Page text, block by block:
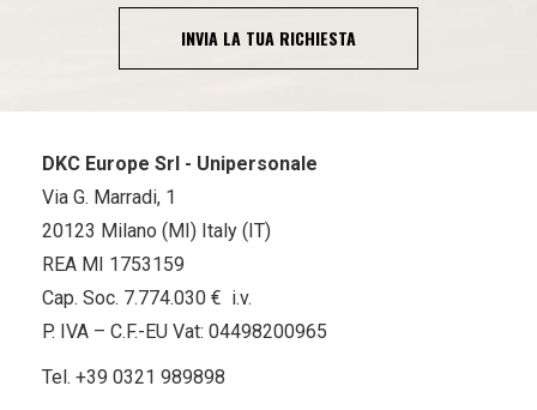
INVIA LA TUA RICHIESTA
DKC Europe Srl - Unipersonale
Via G. Marradi, 1
20123 Milano (MI) Italy (IT)
REA MI 1753159
Cap. Soc. 7.774.030 € i.v.
P. IVA – C.F.-EU Vat: 04498200965
Tel. +39 0321 989898